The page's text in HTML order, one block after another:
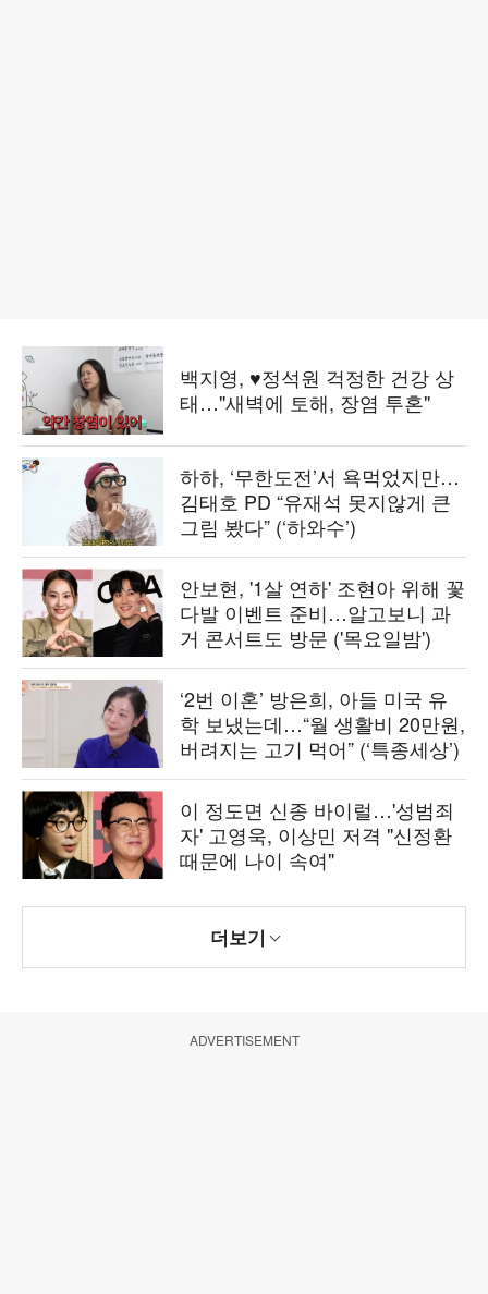
백지영, ♥정석원 걱정한 건강 상
태…"새벽에 토해, 장염 투혼"
하하, ‘무한도전’서 욕먹었지만…
김태호 PD “유재석 못지않게 큰
그림 봤다” (‘하와수’)
안보현, '1살 연하' 조현아 위해 꽃
다발 이벤트 준비…알고보니 과
거 콘서트도 방문 ('목요일밤')
‘2번 이혼’ 방은희, 아들 미국 유
학 보냈는데…“월 생활비 20만원,
버려지는 고기 먹어” (‘특종세상’)
이 정도면 신종 바이럴…'성범죄
자' 고영욱, 이상민 저격 "신정환
때문에 나이 속여"
더보기
ADVERTISEMENT